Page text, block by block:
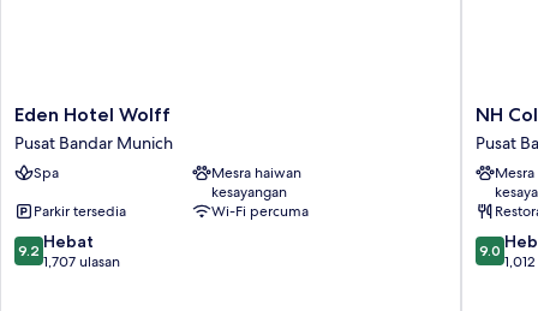
Eden
Hotel
Wolff
Pusat
Munich
Eden Hotel Wolff
Pusat Bandar Munich
Spa
Mesra haiwan
kesayangan
Parkir tersedia
Wi-Fi percuma
9.2
daripada
9.2 Hebat
1,707 ulasan
NH
Bavaria
Pusat
Bandar
Munich
NH
Pusat
9.0
9.0